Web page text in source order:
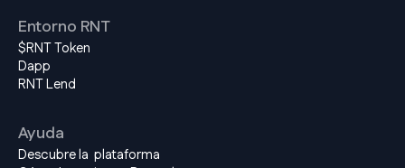
Entorno RNT
$RNT Token
Dapp
RNT Lend
Ayuda
Descubre la plataforma